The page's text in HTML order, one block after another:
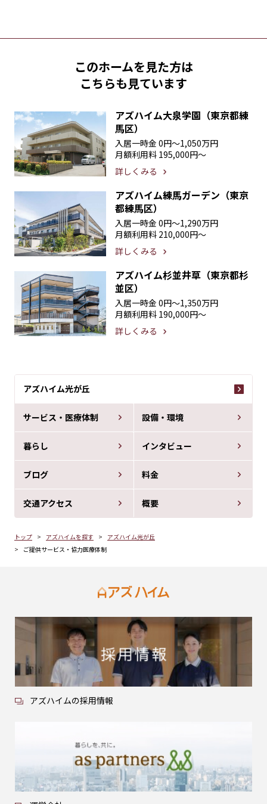
アズハイム光が丘
サービス・医療体制 設備・環境
暮らし インタビュー
ブログ 料金
交通アクセス 概要
トップ アズハイムを探す
アズハイム光が丘
ご提供サービス・協力医療体制
このホームを見た方は
こちらも見ています
アズハイム大泉学園（東京都練
馬区）
入居一時金 0円〜1,050万円
月額利用料 195,000円〜
詳しくみる
アズハイム練馬ガーデン（東京
都練馬区）
入居一時金 0円〜1,290万円
月額利用料 210,000円〜
詳しくみる
アズハイム杉並井草（東京都杉
並区）
入居一時金 0円〜1,350万円
月額利用料 190,000円〜
詳しくみる
アズハイムの採用情報